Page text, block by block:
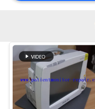
একটি
উদ্ধৃতি
অনুরোধ
করুন